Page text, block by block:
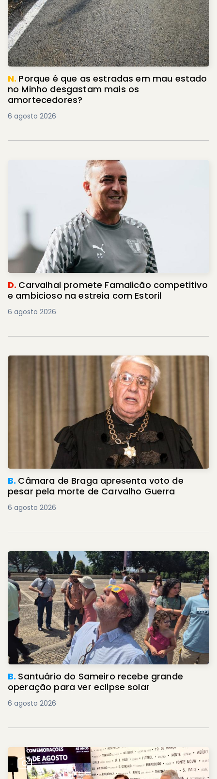
N. Porque é que as estradas em mau estado
no Minho desgastam mais os
amortecedores?
6 agosto 2026
D. Carvalhal promete Famalicão competitivo
e ambicioso na estreia com Estoril
6 agosto 2026
B. Câmara de Braga apresenta voto de
pesar pela morte de Carvalho Guerra
6 agosto 2026
B. Santuário do Sameiro recebe grande
operação para ver eclipse solar
6 agosto 2026